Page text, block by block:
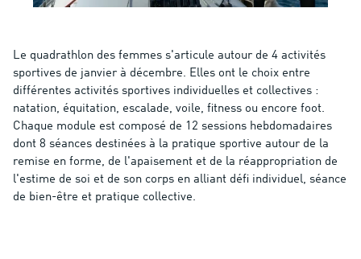
Le quadrathlon des femmes s'articule autour de 4 activités
sportives de janvier à décembre. Elles ont le choix entre
différentes activités sportives individuelles et collectives :
natation, équitation, escalade, voile, fitness ou encore foot.
Chaque module est composé de 12 sessions hebdomadaires
dont 8 séances destinées à la pratique sportive autour de la
remise en forme, de l'apaisement et de la réappropriation de
l'estime de soi et de son corps en alliant défi individuel, séance
de bien-être et pratique collective.